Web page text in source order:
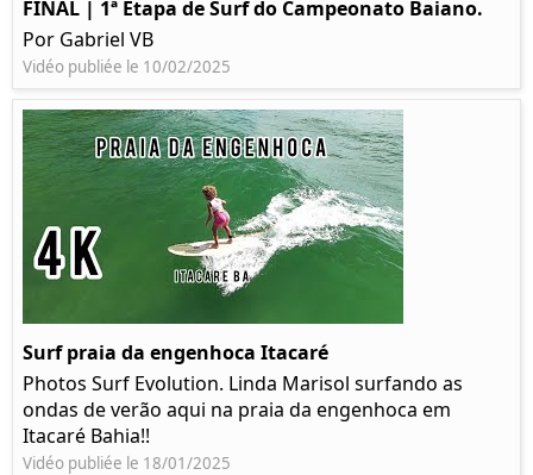
FINAL | 1ª Etapa de Surf do Campeonato Baiano.
Por Gabriel VB
Vidéo publiée le 10/02/2025
Surf praia da engenhoca Itacaré
Photos Surf Evolution. Linda Marisol surfando as
ondas de verão aqui na praia da engenhoca em
Itacaré Bahia!!
Vidéo publiée le 18/01/2025